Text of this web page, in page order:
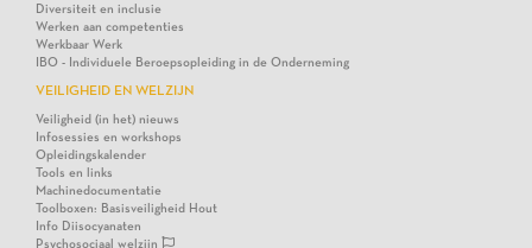
Diversiteit en inclusie
Werken aan competenties
Werkbaar Werk
IBO - Individuele Beroepsopleiding in de Onderneming
VEILIGHEID EN WELZIJN
Veiligheid (in het) nieuws
Infosessies en workshops
Opleidingskalender
Tools en links
Machinedocumentatie
Toolboxen: Basisveiligheid Hout
Info Diisocyanaten
Psychosociaal welzijn